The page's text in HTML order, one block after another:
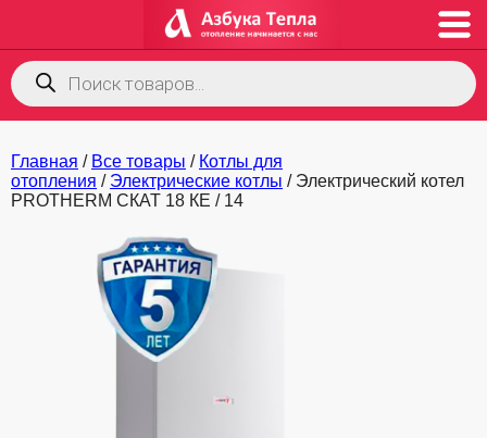
Поиск
товаров
Главная / Все товары / Котлы для
отопления / Электрические котлы / Электрический котел
PROTHERM СКАТ 18 КE / 14